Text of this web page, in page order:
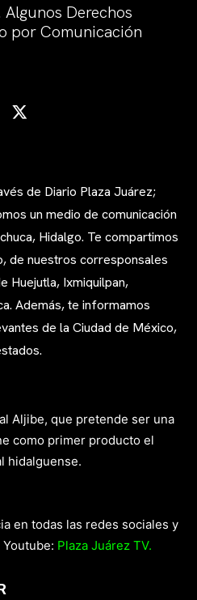
Derechos
por Comunicación
de Diario Plaza Juárez;
un medio de comunicación
Hidalgo. Te compartimos
de nuestros corresponsales
Huejutla, Ixmiquilpan,
Además, te informamos
de la Ciudad de México,
Aljibe, que pretende ser una
como primer producto el
hidalguense.
en todas las redes sociales y
Plaza Juárez TV.